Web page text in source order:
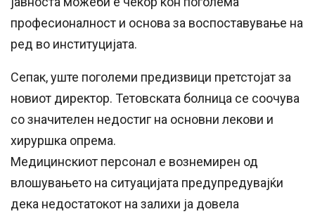
професионалност и основа за воспоставување на
ред во институцијата.
Сепак, уште поголеми предизвици претстојат за
новиот директор. Тетовската болница се соочува
со значителен недостиг на основни лекови и
хируршка опрема.
Медицинскиот персонал е вознемирен од
влошувањето на ситуацијата предупредувајќи
дека недостатокот на залихи ја довела